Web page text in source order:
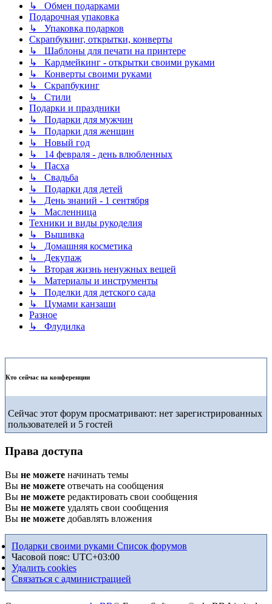
↳ Обмен подарками
Подарочная упаковка
↳ Упаковка подарков
Скрапбукинг, открытки, конверты
↳ Шаблоны для печати на принтере
↳ Кардмейкинг - открытки своими руками
↳ Конверты своими руками
↳ Скрапбукинг
↳ Стили
Подарки и праздники
↳ Подарки для мужчин
↳ Подарки для женщин
↳ Новый год
↳ 14 февраля - день влюбленных
↳ Пасха
↳ Свадьба
↳ Подарки для детей
↳ День знаний - 1 сентября
↳ Масленница
Техники и виды рукоделия
↳ Вышивка
↳ Домашняя косметика
↳ Декупаж
↳ Вторая жизнь ненужных вещей
↳ Материалы и инструменты
↳ Поделки для детского сада
↳ Цумами канзаши
Разное
↳ Флудилка
Кто сейчас на конференции
Сейчас этот форум просматривают: нет зарегистрированных
пользователей и 5 гостей
Права доступа
Вы не можете начинать темы
Вы не можете отвечать на сообщения
Вы не можете редактировать свои сообщения
Вы не можете удалять свои сообщения
Вы не можете добавлять вложения
Подарки своими руками Список форумов
Часовой пояс: UTC+03:00
Удалить cookies
Связаться с администрацией